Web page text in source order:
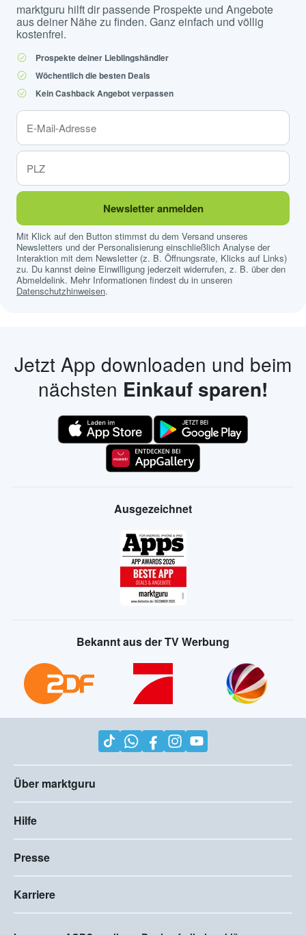
marktguru hilft dir passende Prospekte und Angebote
aus deiner Nähe zu finden. Ganz einfach und völlig
kostenfrei.
Prospekte deiner Lieblingshändler
Wöchentlich die besten Deals
Kein Cashback Angebot verpassen
Newsletter anmelden
Mit Klick auf den Button stimmst du dem Versand unseres
Newsletters und der Personalisierung einschließlich Analyse der
Interaktion mit dem Newsletter (z. B. Öffnungsrate, Klicks auf Links)
zu. Du kannst deine Einwilligung jederzeit widerrufen, z. B. über den
Abmeldelink. Mehr Informationen findest du in unseren
Datenschutzhinweisen.
Jetzt App downloaden und beim
nächsten Einkauf sparen!
Ausgezeichnet
Bekannt aus der TV Werbung
Über marktguru
Hilfe
Presse
Karriere